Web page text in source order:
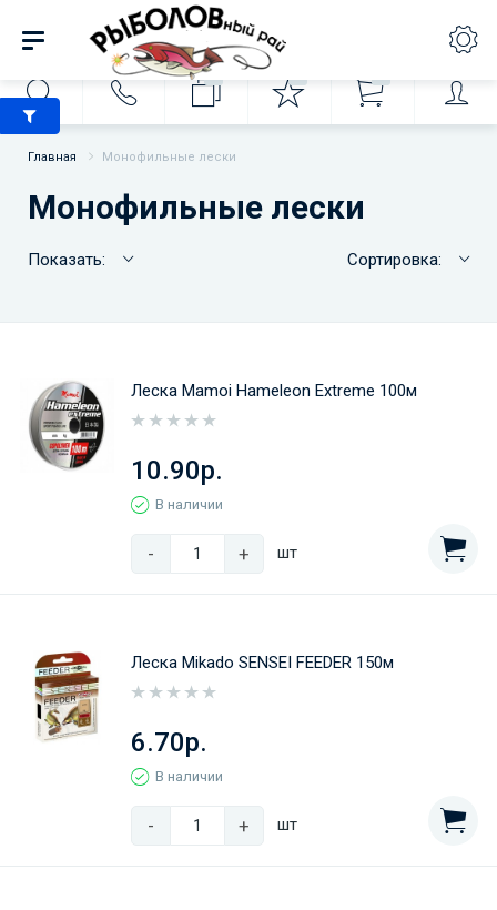
Главная Монофильные лески
Монофильные лески
Показать: Сортировка:
Леска Mamoi Hameleon Extreme 100м
10.90р.
В наличии
- + шт
Леска Mikado SENSEI FEEDER 150м
6.70р.
В наличии
- + шт